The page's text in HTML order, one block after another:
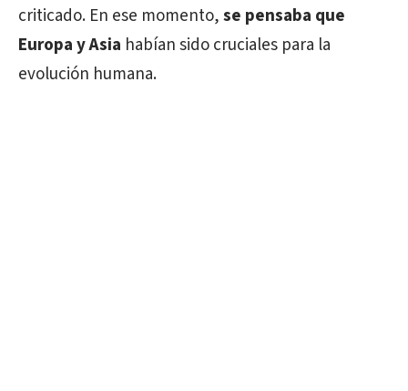
criticado. En ese momento,se pensaba que
Europa y Asia habían sido cruciales para la
evolución humana.